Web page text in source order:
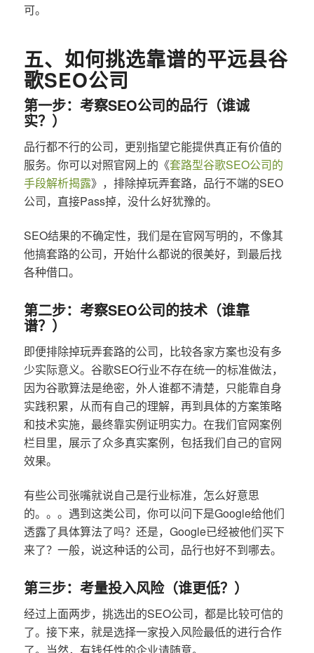
可。
五、如何挑选靠谱的平远县谷
歌SEO公司
第一步：考察SEO公司的品行（谁诚
实？）
品行都不行的公司，更别指望它能提供真正有价值的
服务。你可以对照官网上的《套路型谷歌SEO公司的
手段解析揭露》，排除掉玩弄套路，品行不端的SEO
公司，直接Pass掉，没什么好犹豫的。
SEO结果的不确定性，我们是在官网写明的，不像其
他搞套路的公司，开始什么都说的很美好，到最后找
各种借口。
第二步：考察SEO公司的技术（谁靠
谱？）
即便排除掉玩弄套路的公司，比较各家方案也没有多
少实际意义。谷歌SEO行业不存在统一的标准做法，
因为谷歌算法是绝密，外人谁都不清楚，只能靠自身
实践积累，从而有自己的理解，再到具体的方案策略
和技术实施，最终靠实例证明实力。在我们官网案例
栏目里，展示了众多真实案例，包括我们自己的官网
效果。
有些公司张嘴就说自己是行业标准，怎么好意思
的。。。遇到这类公司，你可以问下是Google给他们
透露了具体算法了吗？还是，Google已经被他们买下
来了？一般，说这种话的公司，品行也好不到哪去。
第三步：考量投入风险（谁更低？）
经过上面两步，挑选出的SEO公司，都是比较可信的
了。接下来，就是选择一家投入风险最低的进行合作